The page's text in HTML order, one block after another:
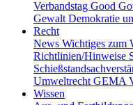
Verbandstag Good
Gewalt Demokratie
Recht
News Wichtiges zum
Richtlinien/Hinweise
Umweltrecht GEMA
Wissen